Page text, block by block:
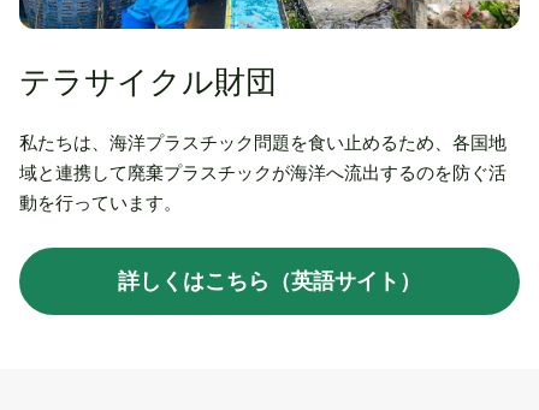
テラサイクル財団
私たちは、海洋プラスチック問題を食い止めるため、各国地
域と連携して廃棄プラスチックが海洋へ流出するのを防ぐ活
動を行っています。
詳しくはこちら（英語サイト）